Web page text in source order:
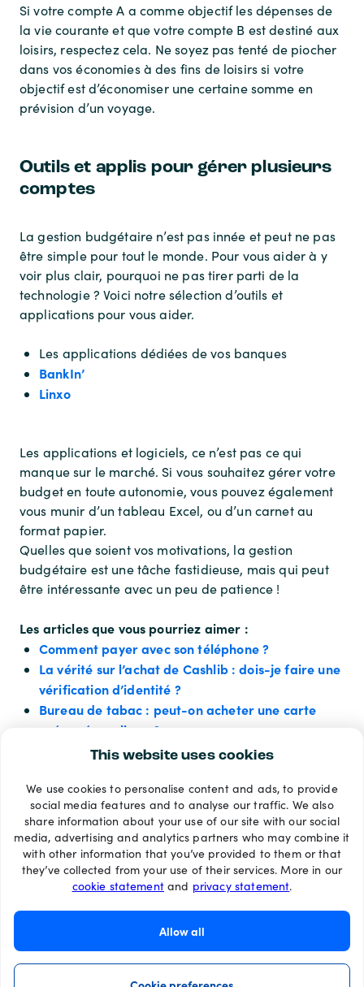
This website uses cookies
We use cookies to personalise content and ads, to provide
social media features and to analyse our traffic. We also
share information about your use of our site with our social
media, advertising and analytics partners who may combine it
with other information that you’ve provided to them or that
they’ve collected from your use of their services. More in our
cookie statementand privacy statement.
Allow all
Si votre compte A a comme objectif les dépenses de
la vie courante et que votre compte B est destiné aux
loisirs, respectez cela. Ne soyez pas tenté de piocher
dans vos économies à des fins de loisirs si votre
objectif est d’économiser une certaine somme en
prévision d’un voyage.
Outils et applis pour gérer plusieurs
comptes
La gestion budgétaire n’est pas innée et peut ne pas
être simple pour tout le monde. Pour vous aider à y
voir plus clair, pourquoi ne pas tirer parti de la
technologie ? Voici notre sélection d’outils et
applications pour vous aider.
Les applications dédiées de vos banques
BankIn’
Linxo
Les applications et logiciels, ce n’est pas ce qui
manque sur le marché. Si vous souhaitez gérer votre
budget en toute autonomie, vous pouvez également
vous munir d’un tableau Excel, ou d’un carnet au
format papier.
Quelles que soient vos motivations, la gestion
budgétaire est une tâche fastidieuse, mais qui peut
être intéressante avec un peu de patience !
Les articles que vous pourriez aimer :
Comment payer avec son téléphone ?
La vérité sur l’achat de Cashlib : dois-je faire une
vérification d’identité ?
Bureau de tabac : peut-on acheter une carte
prépayée en ligne ?
Modes de paiement